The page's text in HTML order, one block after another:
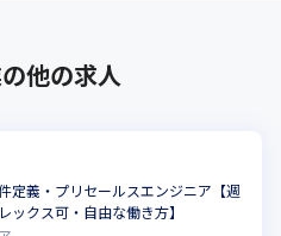
他の求人
定義・プリセールスエンジニア【週
ックス可・自由な働き方】